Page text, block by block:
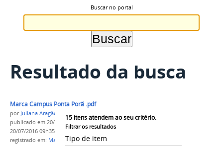
Buscar no portal
Resultado da busca
15 itens atendem ao seu critério.
Filtrar os resultados
Tipo de item
Marca Campus Ponta Porã .pdf
por Juliana Aragão
publicado em 20/07/2016—última modificaçãoem
20/07/2016 09h35
registrado em: Marca Campus Ponta Porã